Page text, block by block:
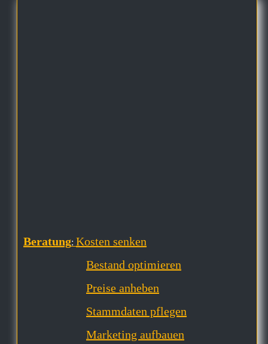
Beratung: Kosten senken
Bestand optimieren
Preise anheben
Stammdaten pflegen
Marketing aufbauen